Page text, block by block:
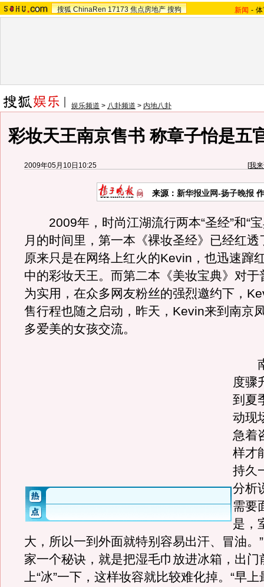
搜狐 ChinaRen 17173 焦点房地产 搜狗 新闻 -
娱乐频道 > 八卦频道 > 内地八卦
彩妆天王南京售书 称章子怡是五
2009年05月10日10:25 [我
来源： 新华报业网-扬子晚报
2009年，时尚江湖流行两本“圣经”和“宝
月的时间里，第一本《裸妆圣经》已经红透
原来只是在网络上红火的Kevin，也迅速蹿
中的彩妆天王。而第二本《美妆宝典》对于
为实用，在众多网友粉丝的强烈邀约下，
售行程也随之启动，昨天，Kevin来到南京
多爱美的女孩交流。
南
度骤
到夏
动现
急着
样才
持久
分析
需要
是，
大，所以一到外面就特别容易出汗、冒油。
家一个秘诀，就是把湿毛巾放进冰箱，出门
上“冰”一下，这样妆容就比较难化掉。“早